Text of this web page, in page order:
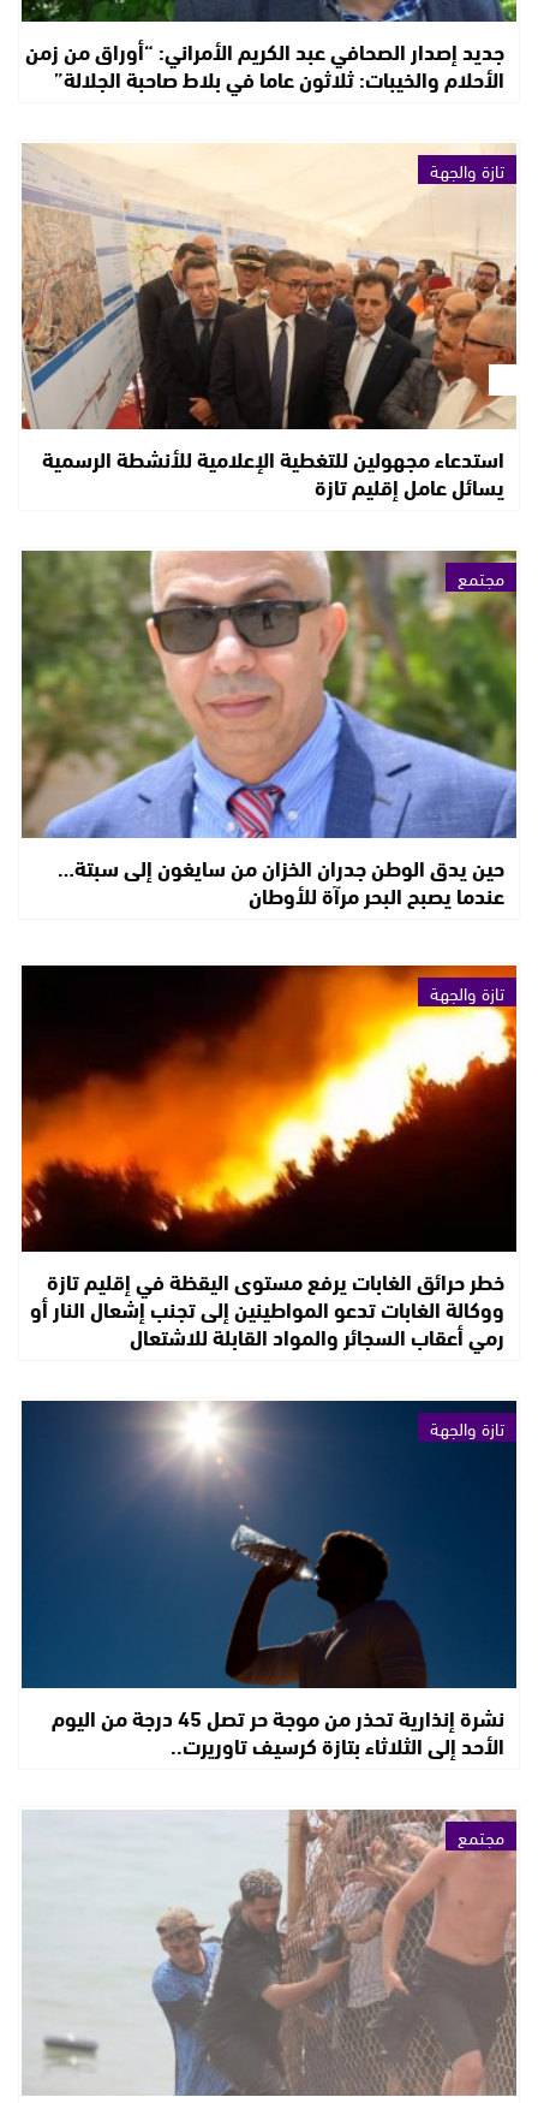
جديد إصدار الصحافي عبد الكريم الأمراني: “أوراق من زمن
الأحلام والخيبات: ثلاثون عاما في بلاط صاحبة الجلالة”
تازة والجهة
استدعاء مجهولين للتغطية الإعلامية للأنشطة الرسمية
يسائل عامل إقليم تازة
مجتمع
حين يدق الوطن جدران الخزان من سايغون إلى سبتة…
عندما يصبح البحر مرآة للأوطان
تازة والجهة
خطر حرائق الغابات يرفع مستوى اليقظة في إقليم تازة
ووكالة الغابات تدعو المواطينين إلى تجنب إشعال النار أو
رمي أعقاب السجائر والمواد القابلة للاشتعال
تازة والجهة
نشرة إنذارية تحذر من موجة حر تصل 45 درجة من اليوم
الأحد إلى الثلاثاء بتازة كرسيف تاوريرت..
مجتمع